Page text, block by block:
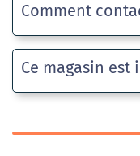
Comment
Ce magasin